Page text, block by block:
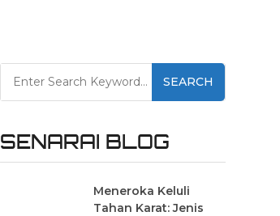
SEARCH
SENARAI BLOG
Meneroka Keluli
Tahan Karat: Jenis